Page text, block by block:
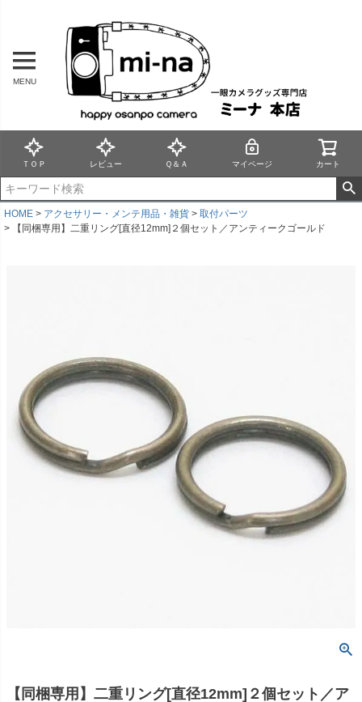
MENU
ＴＯＰ レビュー Ｑ＆Ａ マイページ カート
HOME アクセサリー・メンテ用品・雑貨
取付パーツ
【同梱専用】二重リング[直径12mm]２個セット／アンティークゴールド
【同梱専用】二重リング[直径12mm]２個セット／ア